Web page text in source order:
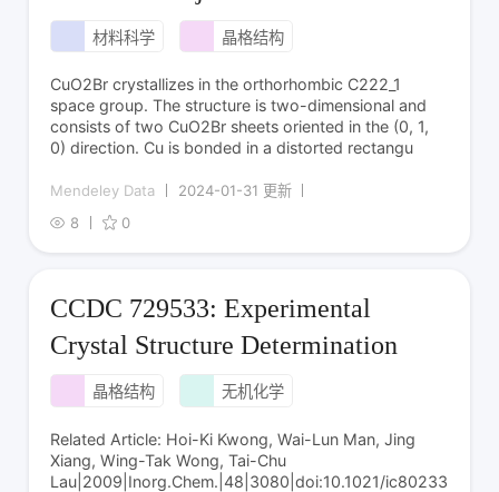
材料科学 晶格结构
CuO2Br crystallizes in the orthorhombic C222_1
space group. The structure is two-dimensional and
consists of two CuO2Br sheets oriented in the (0, 1,
0) direction. Cu is bonded in a distorted rectangu
Mendeley Data
2024-01-31 更新
8
0
CCDC 729533: Experimental
Crystal Structure Determination
晶格结构 无机化学
Related Article: Hoi-Ki Kwong, Wai-Lun Man, Jing
Xiang, Wing-Tak Wong, Tai-Chu
Lau|2009|Inorg.Chem.|48|3080|doi:10.1021/ic80233